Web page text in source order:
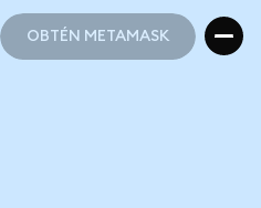
OBTÉN METAMASK